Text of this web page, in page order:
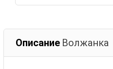
Описание Волжанка